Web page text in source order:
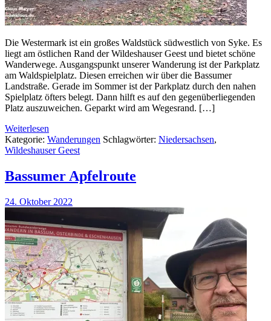
Die Westermark ist ein großes Waldstück südwestlich von Syke. Es
liegt am östlichen Rand der Wildeshauser Geest und bietet schöne
Wanderwege. Ausgangspunkt unserer Wanderung ist der Parkplatz
am Waldspielplatz. Diesen erreichen wir über die Bassumer
Landstraße. Gerade im Sommer ist der Parkplatz durch den nahen
Spielplatz öfters belegt. Dann hilft es auf den gegenüberliegenden
Platz auszuweichen. Geparkt wird am Wegesrand. […]
Weiterlesen
Kategorie: Wanderungen Schlagwörter: Niedersachsen,
Wildeshauser Geest
Bassumer Apfelroute
24. Oktober 2022